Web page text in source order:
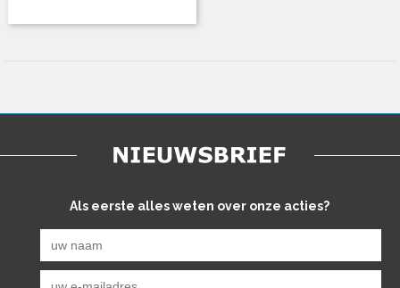
Als eerste alles weten over onze acties?